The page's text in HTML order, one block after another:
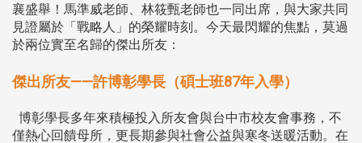
襄盛舉！馬準威老師、林筱甄老師也一同出席，與大家共同
見證屬於「戰略人」的榮耀時刻。今天最閃耀的焦點，莫過
於兩位實至名歸的傑出所友：
傑出所友——許博彰學長（碩士班87年入學）
博彰學長多年來積極投入所友會與台中市校友會事務，不
僅熱心回饋母所，更長期參與社會公益與寒冬送暖活動。在